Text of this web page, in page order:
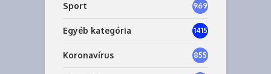
Sport 969
Egyéb kategória 1415
Koronavírus 855